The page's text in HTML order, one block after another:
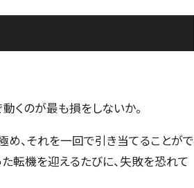
くのが最も損をしないか。
め、それを一回で引き当てることがで
転機を迎えるたびに、失敗を恐れて